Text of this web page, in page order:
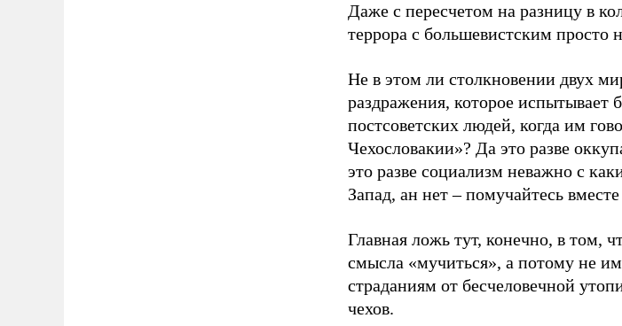
Даже с пересчетом на разницу в
террора с большевистским просто
Не в этом ли столкновении двух
раздражения, которое испытывает
постсоветских людей, когда им
Чехословакии»? Да это разве
это разве социализм неважно с
Запад, ан нет – помучайтесь
Главная ложь тут, конечно, в том,
смысла «мучиться», а потому не
страданиям от бесчеловечной
чехов.